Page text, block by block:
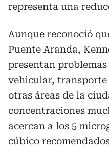
representa una
Aunque reconoció
Puente Aranda,
presentan
vehicular, transporte
otras áreas de la
concentraciones
acercan a los 5
cúbico